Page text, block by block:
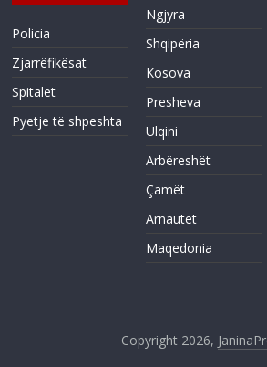
Policia
Zjarrëfikësat
Spitalet
Pyetje të shpeshta
Ngjyra
Shqipëria
Kosova
Presheva
Ulqini
Arbëreshët
Çamët
Arnautët
Maqedonia
Copyright 2026,